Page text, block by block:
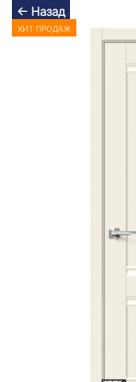
← Назад
ХИТ ПРОДАЖ